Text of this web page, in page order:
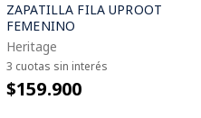
ZAPATILLA FILA UPROOT
FEMENINO
Heritage
3 cuotas sin interés
$159.900